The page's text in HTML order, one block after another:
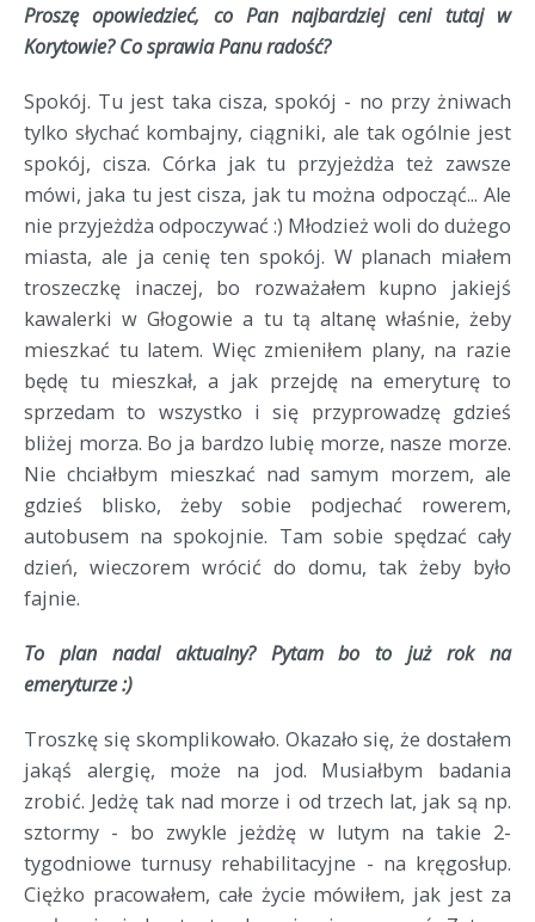
Proszę opowiedzieć, co Pan najbardziej ceni tutaj w
Korytowie? Co sprawia Panu radość?
Spokój. Tu jest taka cisza, spokój - no przy żniwach
tylko słychać kombajny, ciągniki, ale tak ogólnie jest
spokój, cisza. Córka jak tu przyjeżdża też zawsze
mówi, jaka tu jest cisza, jak tu można odpocząć... Ale
nie przyjeżdża odpoczywać :) Młodzież woli do dużego
miasta, ale ja cenię ten spokój. W planach miałem
troszeczkę inaczej, bo rozważałem kupno jakiejś
kawalerki w Głogowie a tu tą altanę właśnie, żeby
mieszkać tu latem. Więc zmieniłem plany, na razie
będę tu mieszkał, a jak przejdę na emeryturę to
sprzedam to wszystko i się przyprowadzę gdzieś
bliżej morza. Bo ja bardzo lubię morze, nasze morze.
Nie chciałbym mieszkać nad samym morzem, ale
gdzieś blisko, żeby sobie podjechać rowerem,
autobusem na spokojnie. Tam sobie spędzać cały
dzień, wieczorem wrócić do domu, tak żeby było
fajnie.
To plan nadal aktualny? Pytam bo to już rok na
emeryturze :)
Troszkę się skomplikowało. Okazało się, że dostałem
jakąś alergię, może na jod. Musiałbym badania
zrobić. Jedżę tak nad morze i od trzech lat, jak są np.
sztormy - bo zwykle jeżdżę w lutym na takie 2-
tygodniowe turnusy rehabilitacyjne - na kręgosłup.
Ciężko pracowałem, całe życie mówiłem, jak jest za